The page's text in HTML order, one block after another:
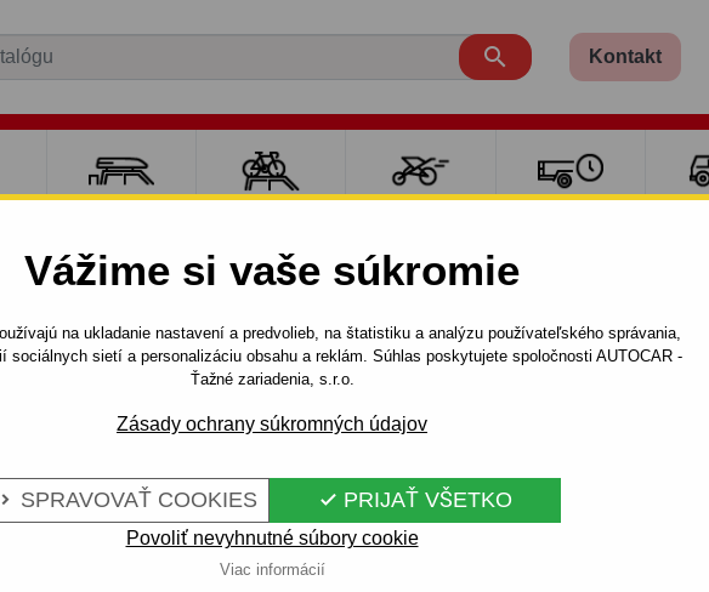
Vážime si vaše súkromie
na ukladanie nastavení a predvolieb, na štatistiku a analýzu používateľského správania,
sociálnych sietí a personalizáciu obsahu a reklám. Súhlas poskytujete spoločnosti AUTOCAR -
Ťažné zariadenia, s.r.o.
Zásady ochrany súkromných údajov
SPRAVOVAŤ COOKIES  PRIJAŤ VŠETKO
Povoliť nevyhnutné súbory cookie
Viac informácií
 Kontakt
Ťažné zariadenie pre Hyundai I 30 - kombi -
HYUNDAI I
Ťažné zariadenie so skrutkovým systémom pre
30, modelová rada: combi. Rok výroby
Celý popis produktu